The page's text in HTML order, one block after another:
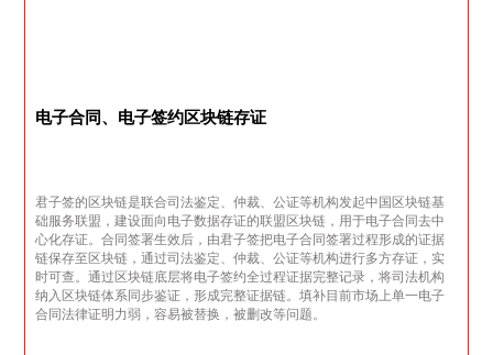
电子合同、电子签约区块链存证
君子签的区块链是联合司法鉴定、仲裁、公证等机构发起中国区块链基
础服务联盟，建设面向电子数据存证的联盟区块链，用于电子合同去中
心化存证。合同签署生效后，由君子签把电子合同签署过程形成的证据
链保存至区块链，通过司法鉴定、仲裁、公证等机构进行多方存证，实
时可查。通过区块链底层将电子签约全过程证据完整记录，将司法机构
纳入区块链体系同步鉴证，形成完整证据链。填补目前市场上单一电子
合同法律证明力弱，容易被替换，被删改等问题。